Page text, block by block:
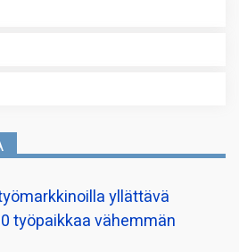
yllättävä
työpaikkaa vähemmän